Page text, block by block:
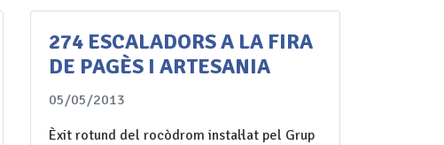
274 ESCALADORS A LA FIRA
DE PAGÈS I ARTESANIA
05/05/2013
Èxit rotund del rocòdrom instal·lat pel Grup